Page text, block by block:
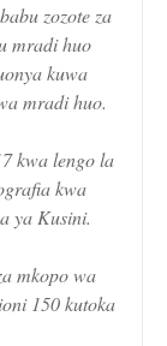
zozote za
mradi huo
kuwa
mradi huo.
kwa lengo la
kwa
ya Kusini.
mkopo wa
150 kutoka